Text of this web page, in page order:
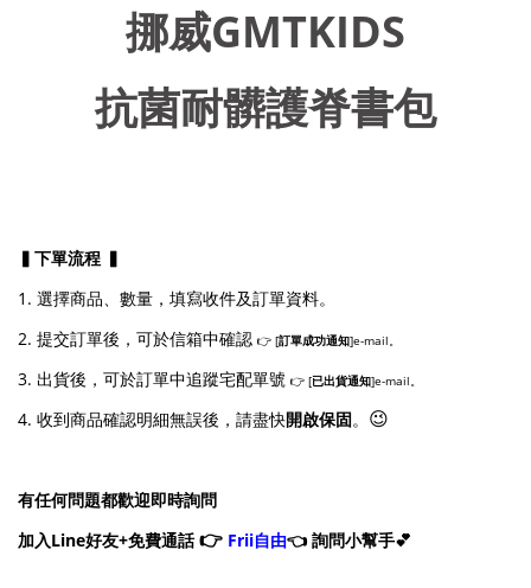
挪威GMTKIDS
抗菌耐髒護脊書包
▍下單流程 ▍
1. 選擇商品、數量，填寫收件及訂單資料。
2. 提交訂單後，可於信箱中確認 👉 [訂單成功通知]e-mail。
3. 出貨後，可於訂單中追蹤宅配單號 👉 [已出貨通知]e-mail。
4. 收到商品確認明細無誤後，請盡快開啟保固。 😉
有任何問題都歡迎即時詢問
加入Line好友+免費通話👉 Frii自由👈 詢問小幫手💕